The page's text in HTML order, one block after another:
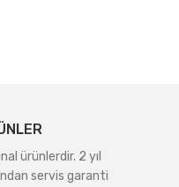
ürünlerdir. 2 yıl
servis garanti